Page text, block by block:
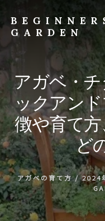
contentGARDEN
物
の
種
類
や
育
て
方
の
紹
介
を
行
い
アガベ・
ックアン
徴や育て
ど
アガベの育て方/ 2024